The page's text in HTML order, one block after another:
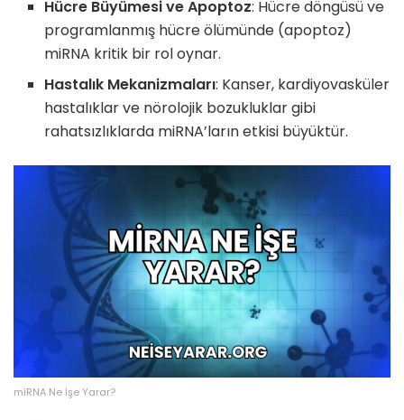
Hücre Büyümesi ve Apoptoz: Hücre döngüsü ve
programlanmış hücre ölümünde (apoptoz)
miRNA kritik bir rol oynar.
Hastalık Mekanizmaları: Kanser, kardiyovasküler
hastalıklar ve nörolojik bozukluklar gibi
rahatsızlıklarda miRNA’ların etkisi büyüktür.
miRNA Ne İşe Yarar?